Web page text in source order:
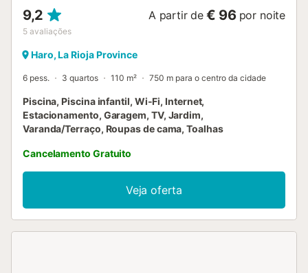
9,2
5 avaliações
A partir de € 96 por noite
Haro, La Rioja Province
6 pess. 3 quartos 110 m² 750 m para o centro da cidade
Piscina, Piscina infantil, Wi-Fi, Internet,
Estacionamento, Garagem, TV, Jardim,
Varanda/Terraço, Roupas de cama, Toalhas
Cancelamento Gratuito
Veja oferta